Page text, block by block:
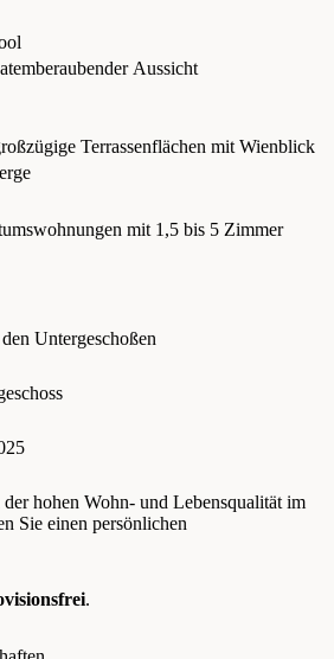
Aussicht
Terrassenflächen mit Wienblick
mit 1,5 bis 5 Zimmer
Untergeschoßen
hohen Wohn- und Lebensqualität im
Sie einen persönlichen
.